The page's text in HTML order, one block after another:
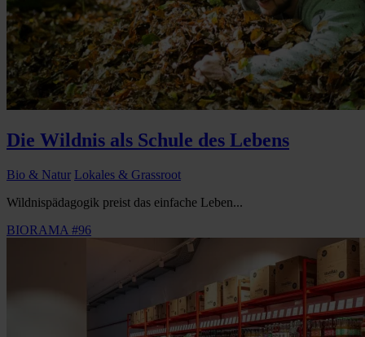
Die Wildnis als Schule des Lebens
Bio & Natur Lokales & Grassroot
Wildnispädagogik preist das einfache Leben...
BIORAMA #96